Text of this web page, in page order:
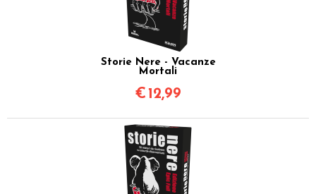
Storie Nere - Vacanze
Mortali
€ 12,99